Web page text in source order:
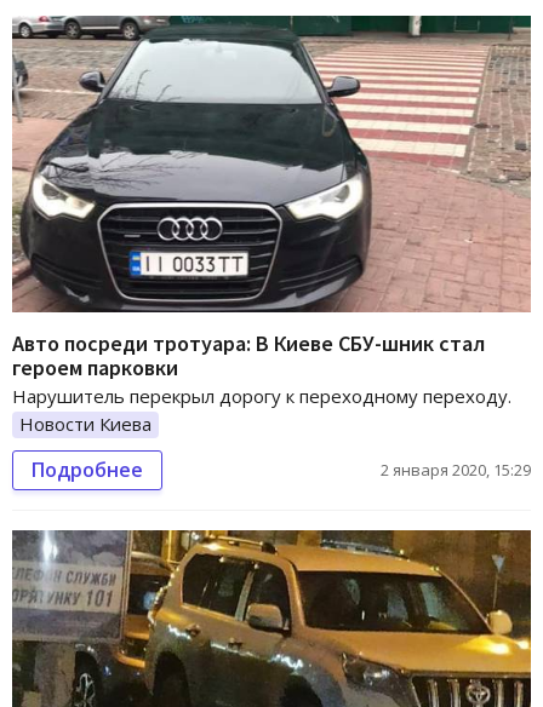
Авто посреди тротуара: В Киеве СБУ-шник стал
героем парковки
Нарушитель перекрыл дорогу к переходному переходу.
Новости Киева
Подробнее 2 января 2020, 15:29